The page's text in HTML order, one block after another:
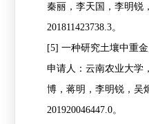
秦丽，李天国，李明锐
201811423738.3。
[5] 一种研究土壤中重
申请人：云南农业大学，
博，蒋明，李明锐，吴
201920046447.0。